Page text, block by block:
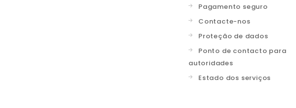
Pagamento seguro
Contacte-nos
Proteção de dados
Ponto de contacto para
autoridades
Estado dos serviços